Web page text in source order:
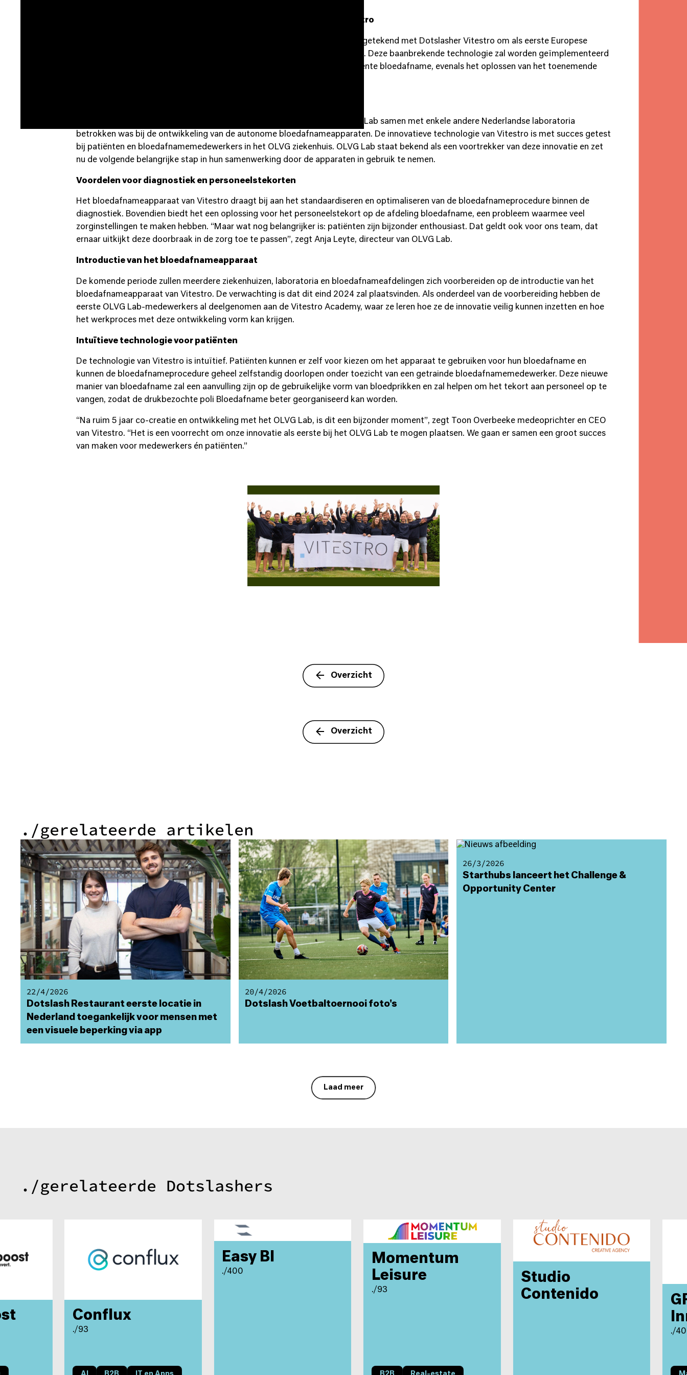
OLVG Lab kiest voor innovatieve bloedafnameapparaten van Vitestro
OLVG Lab, een vooraanstaand laboratorium in Europa, heeft een contract getekend met Dotslasher Vitestro om als eerste Europese
instelling meerdere autonome bloedafnameapparaten in gebruik te nemen. Deze baanbrekende technologie zal worden geïmplementeerd
nadat de CE-markering is behaald en zal bijdragen aan een veilige, consistente bloedafname, evenals het oplossen van het toenemende
De samenwerking tussen OLVG Lab en Vitestro begon in 2018, toen OLVG Lab samen met enkele andere Nederlandse laboratoria
betrokken was bij de ontwikkeling van de autonome bloedafnameapparaten. De innovatieve technologie van Vitestro is met succes getest
bij patiënten en bloedafnamemedewerkers in het OLVG ziekenhuis. OLVG Lab staat bekend als een voortrekker van deze innovatie en zet
nu de volgende belangrijke stap in hun samenwerking door de apparaten in gebruik te nemen.
Voordelen voor diagnostiek en personeelstekorten
Het bloedafnameapparaat van Vitestro draagt bij aan het standaardiseren en optimaliseren van de bloedafnameprocedure binnen de
diagnostiek. Bovendien biedt het een oplossing voor het personeelstekort op de afdeling bloedafname, een probleem waarmee veel
zorginstellingen te maken hebben. “Maar wat nog belangrijker is: patiënten zijn bijzonder enthousiast. Dat geldt ook voor ons team, dat
ernaar uitkijkt deze doorbraak in de zorg toe te passen”, zegt Anja Leyte, directeur van OLVG Lab.
Introductie van het bloedafnameapparaat
De komende periode zullen meerdere ziekenhuizen, laboratoria en bloedafnameafdelingen zich voorbereiden op de introductie van het
bloedafnameapparaat van Vitestro. De verwachting is dat dit eind 2024 zal plaatsvinden. Als onderdeel van de voorbereiding hebben de
eerste OLVG Lab-medewerkers al deelgenomen aan de Vitestro Academy, waar ze leren hoe ze de innovatie veilig kunnen inzetten en hoe
het werkproces met deze ontwikkeling vorm kan krijgen.
Intuïtieve technologie voor patiënten
De technologie van Vitestro is intuïtief. Patiënten kunnen er zelf voor kiezen om het apparaat te gebruiken voor hun bloedafname en
kunnen de bloedafnameprocedure geheel zelfstandig doorlopen onder toezicht van een getrainde bloedafnamemedewerker. Deze nieuwe
manier van bloedafname zal een aanvulling zijn op de gebruikelijke vorm van bloedprikken en zal helpen om het tekort aan personeel op te
vangen, zodat de drukbezochte poli Bloedafname beter georganiseerd kan worden.
“Na ruim 5 jaar co-creatie en ontwikkeling met het OLVG Lab, is dit een bijzonder moment”, zegt Toon Overbeeke medeoprichter en CEO
van Vitestro. “Het is een voorrecht om onze innovatie als eerste bij het OLVG Lab te mogen plaatsen. We gaan er samen een groot succes
van maken voor medewerkers én patiënten.”
Overzicht
Overzicht
./gerelateerde artikelen
22/4/2026
Dotslash Restaurant eerste locatie in
Nederland toegankelijk voor mensen met
een visuele beperking via app
20/4/2026
Dotslash Voetbaltoernooi foto's
26/3/2026
Starthubs lanceert het Challenge &
Opportunity Center
Laad meer
./gerelateerde Dotslashers
Conflux
./93
Easy BI
./400
Momentum
Leisure
./93
Studio
Contenido
./